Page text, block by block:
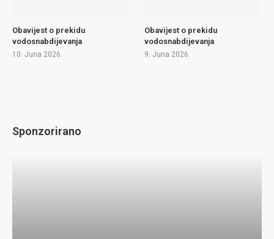
Obavijest o prekidu
vodosnabdijevanja
10. Juna 2026.
Obavijest o prekidu
vodosnabdijevanja
9. Juna 2026.
Sponzorirano